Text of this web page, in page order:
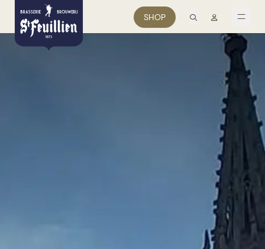
SHOP recherche
Mon